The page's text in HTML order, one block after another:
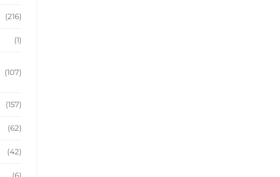
(216)
(1)
(107)
(157)
(62)
(42)